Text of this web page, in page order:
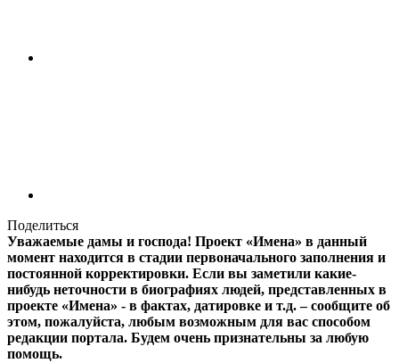
Поделиться
Уважаемые дамы и господа! Проект «Имена» в данный
момент находится в стадии первоначального заполнения и
постоянной корректировки. Если вы заметили какие-
нибудь неточности в биографиях людей, представленных в
проекте «Имена» - в фактах, датировке и т.д. – сообщите об
этом, пожалуйста, любым возможным для вас способом
редакции портала. Будем очень признательны за любую
помощь.